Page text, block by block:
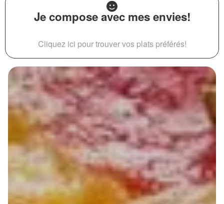
Je compose avec mes envies!
Cliquez ici pour trouver vos plats préférés!